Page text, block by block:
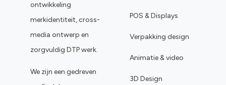
ontwikkeling
merkidentiteit, cross-
media ontwerp en
zorgvuldig DTP werk.
We zijn een gedreven
POS & Displays
Verpakking design
Animatie & video
3D Design